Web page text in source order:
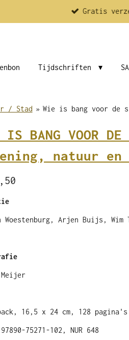
Gratis
Tijdschriften
/ Stad » Wie is bang voor de
IS BANG VOOR
natuur
Woestenburg, Arjen Buijs, Wim
16,5 x 24 cm, 128 pagina's
75271-102, NUR 648